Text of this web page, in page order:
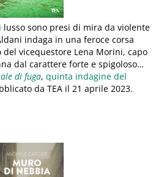
lusso sono presi di mira da violente
indaga in una feroce corsa
vicequestore Lena Morini, capo
dal carattere forte e spigoloso…
di fuga, quinta indagine del
da TEA il 21 aprile 2023.